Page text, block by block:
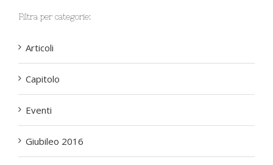
Filtra per categorie:
Articoli
Capitolo
Eventi
Giubileo 2016